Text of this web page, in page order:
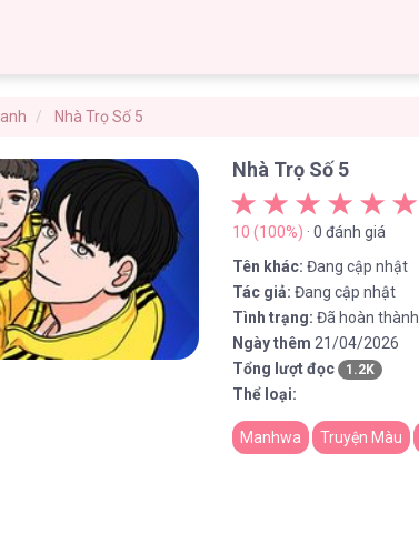
Nhà Trọ Số 5
Nhà Trọ Số 5
10 (100%) · 0 đánh giá
Tên khác: Đang cập nhật
Tác giả: Đang cập nhật
Tình trạng: Đã hoàn thành
Ngày thêm 21/04/2026
Tổng lượt đọc
1.2K
Thể loại:
Manhwa Truyện Màu